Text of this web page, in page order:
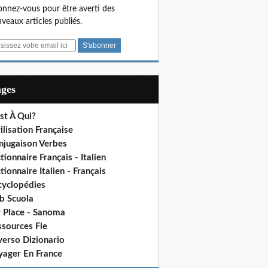
vous pour être averti des
articles publiés.
À Qui?
Française
Verbes
Français - Italien
Italien - Français
Scuola
Place - Sanoma
Fle
Dizionario
En France